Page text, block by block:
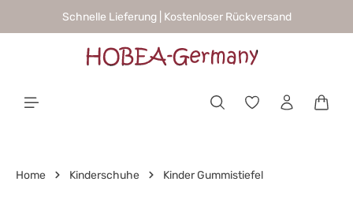
springenSchnelle Lieferung | Kostenloser Rückversand
Home Kinderschuhe Kinder Gummistiefel